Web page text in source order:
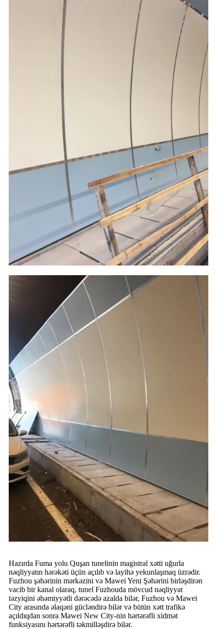
Hazırda Fuma yolu Quşan tunelinin magistral xətti uğurla
nəqliyyatın hərəkəti üçün açılıb və layihə yekunlaşmaq üzrədir.
Fuzhou şəhərinin mərkəzini və Mawei Yeni Şəhərini birləşdirən
vacib bir kanal olaraq, tunel Fuzhouda mövcud nəqliyyat
təzyiqini əhəmiyyətli dərəcədə azalda bilər, Fuzhou və Mawei
City arasında əlaqəni gücləndirə bilər və bütün xətt trafikə
açıldıqdan sonra Mawei New City-nin hərtərəfli xidmət
funksiyasını hərtərəfli təkmilləşdirə bilər.